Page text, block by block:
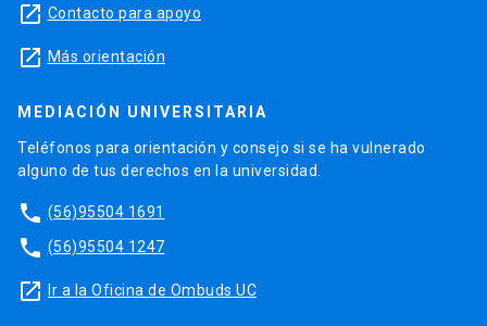
launch Contacto para apoyo
launch Más orientación
MEDIACIÓN UNIVERSITARIA
Teléfonos para orientación y consejo si se ha vulnerado
alguno de tus derechos en la universidad.
phone (56)95504 1691
phone (56)95504 1247
launch Ir a la Oficina de Ombuds UC